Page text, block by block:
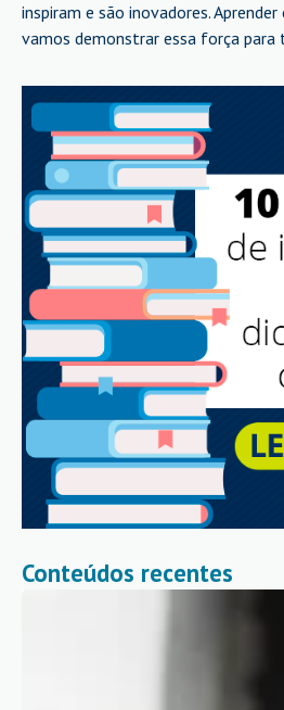
inspiram e são inovadores.
vamos demonstrar essa força
Conteúdos recentes